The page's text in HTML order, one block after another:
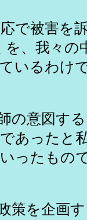
で被害を
、我々の
いるわけ
の意図す
あったと
ったもの
策を企画